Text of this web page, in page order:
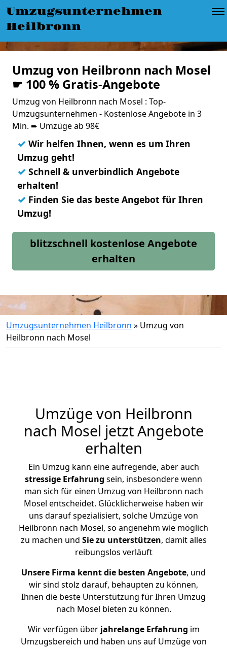
Umzugsunternehmen
Heilbronn
Umzug von Heilbronn nach Mosel
☛ 100 % Gratis-Angebote
Umzug von Heilbronn nach Mosel : Top-
Umzugsunternehmen - Kostenlose Angebote in 3
Min. ➨ Umzüge ab 98€
✓ Wir helfen Ihnen, wenn es um Ihren
Umzug geht!
✓ Schnell & unverbindlich Angebote
erhalten!
✓ Finden Sie das beste Angebot für Ihren
Umzug!
blitzschnell kostenlose Angebote
erhalten
Umzugsunternehmen Heilbronn » Umzug von
Heilbronn nach Mosel
Umzüge von Heilbronn
nach Mosel jetzt Angebote
erhalten
Ein Umzug kann eine aufregende, aber auch
stressige Erfahrung sein, insbesondere wenn
man sich für einen Umzug von Heilbronn nach
Mosel entscheidet. Glücklicherweise haben wir
uns darauf spezialisiert, solche Umzüge von
Heilbronn nach Mosel, so angenehm wie möglich
zu machen und Sie zu unterstützen, damit alles
reibungslos verläuft
Unsere Firma kennt die besten Angebote, und
wir sind stolz darauf, behaupten zu können,
Ihnen die beste Unterstützung für Ihren Umzug
nach Mosel bieten zu können.
Wir verfügen überjahrelange Erfahrung im
Umzugsbereich und haben uns auf Umzüge von